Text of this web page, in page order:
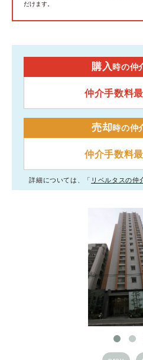
だけます。
購入時の仲
仲介手数料
売却時の仲
仲介手数料
詳細については、「 リベルタスの仲